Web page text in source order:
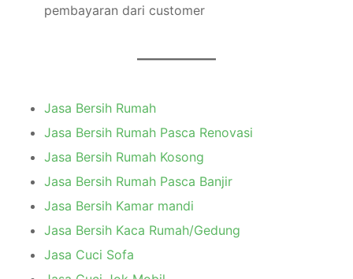
pembayaran dari customer
Jasa Bersih Rumah
Jasa Bersih Rumah Pasca Renovasi
Jasa Bersih Rumah Kosong
Jasa Bersih Rumah Pasca Banjir
Jasa Bersih Kamar mandi
Jasa Bersih Kaca Rumah/Gedung
Jasa Cuci Sofa